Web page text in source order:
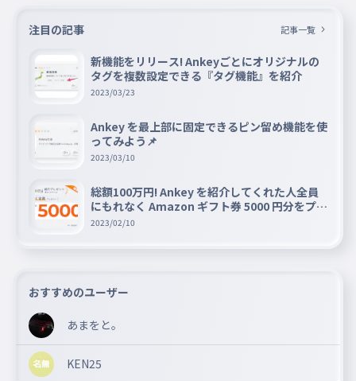
注目の記事 記事一覧
新機能をリリース! Ankeyごとにオリジナルの
タグを複数設定できる『タグ機能』を紹介
2023/03/23
Ankey を最上部に固定できるピン留め機能を使
ってみよう📌
2023/03/10
総額100万円! Ankey を紹介してくれた人全員
にもれなく Amazon ギフト券 5000 円分をプレ
ゼントキャンペーン!!
2023/02/10
おすすめのユーザー
あまをと。
KEN25